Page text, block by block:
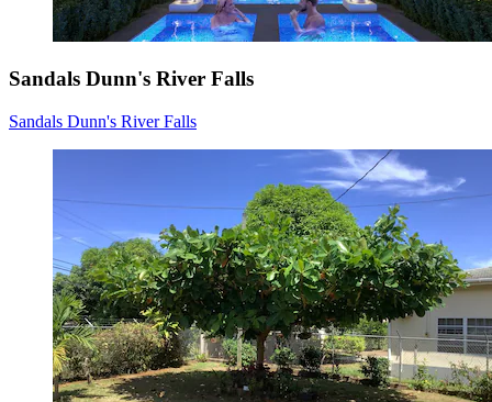
Sandals Dunn's River Falls
Sandals Dunn's River Falls